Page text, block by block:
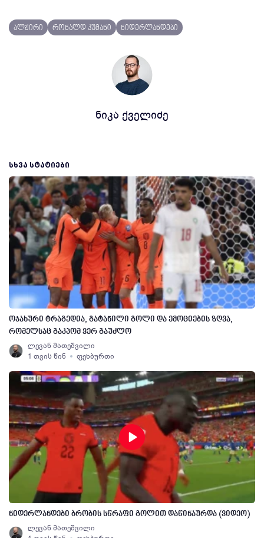
ალჟირი რონალდ კუმანი ნიდერლანდები
ნიკა ქველიძე
ᲡᲮᲕᲐ ᲡᲢᲐᲢᲘᲔᲑᲘ
ოჯახური ტრაგედია, გატანილი გოლი და ემოციების ზღვა,
რომელსაც გაკპომ ვერ გაუძლო
ლევან მათეშვილი
1 თვის წინ
ფეხბურთი
ნიდერლანდები ბრობის სწრაფი გოლით დაწინაურდა (ვიდეო)
ლევან მათეშვილი